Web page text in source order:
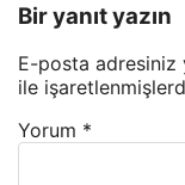
Bir yanıt yazın
E-posta adresiniz
ile
Yorum *